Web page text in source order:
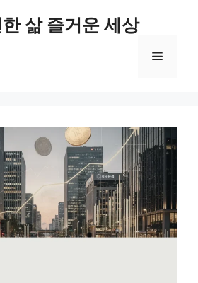
삶 즐거운 세상
메